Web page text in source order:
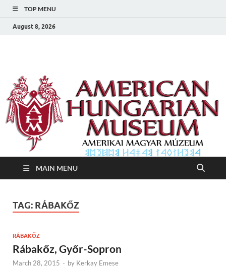
TOP MENU
August 8, 2026
Amerikai Magyar
Múzeum
MAIN MENU
TAG: RÁBAKŐZ
RÁBAKŐZ
Rábakőz, Győr-Sopron
March 28, 2015 - by Kerkay Emese